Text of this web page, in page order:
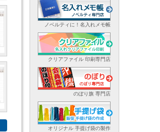
ノベルティに！名入れメモ帳
クリアファイル 印刷専門店
のぼり旗 専門店
オリジナル 手提げ袋の製作